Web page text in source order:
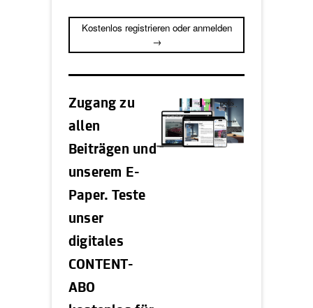
Kostenlos registrieren oder anmelden
→
Zugang zu
allen
Beiträgen und
unserem E-
Paper. Teste
unser
digitales
CONTENT-
ABO